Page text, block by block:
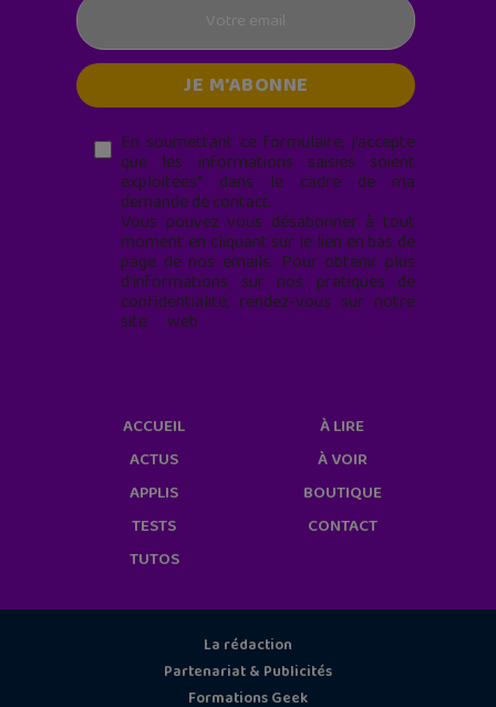
En soumettant ce formulaire, j’accepte
que les informations saisies soient
exploitées* dans le cadre de ma
demande de contact.
Vous pouvez vous désabonner à tout
moment en cliquant sur le lien en bas de
page de nos emails. Pour obtenir plus
d'informations sur nos pratiques de
confidentialité, rendez-vous sur notre
site web
ACCUEIL
ACTUS
APPLIS
TESTS
TUTOS
À LIRE
À VOIR
BOUTIQUE
CONTACT
La rédaction
Partenariat & Publicités
Formations Geek